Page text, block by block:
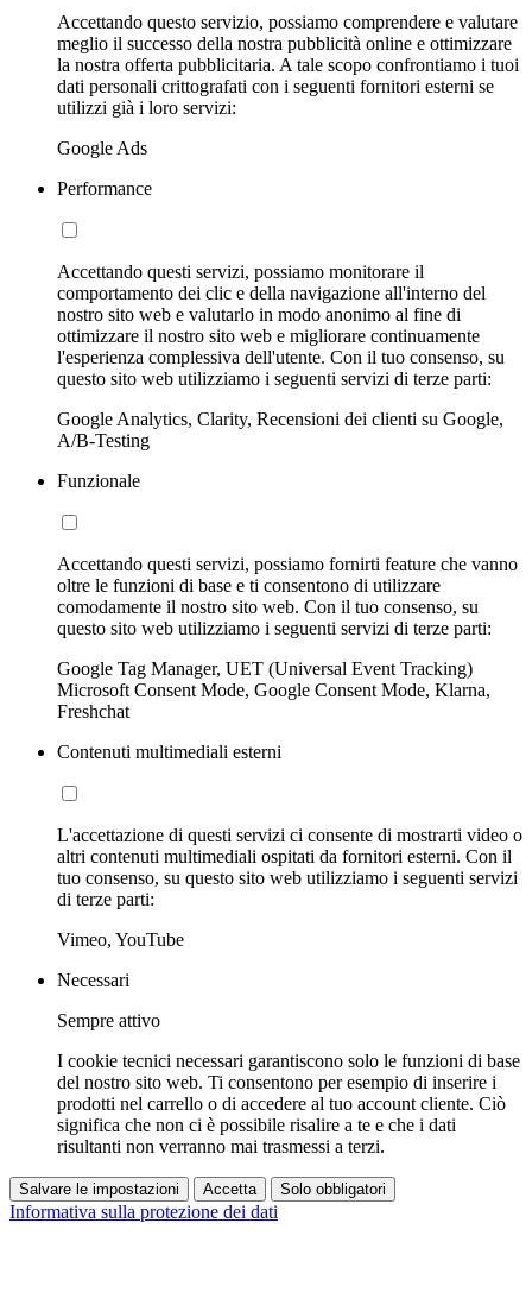
Accettando questo servizio, possiamo comprendere e valutare
meglio il successo della nostra pubblicità online e ottimizzare
la nostra offerta pubblicitaria. A tale scopo confrontiamo i tuoi
dati personali crittografati con i seguenti fornitori esterni se
utilizzi già i loro servizi:
Google Ads
Performance
Accettando questi servizi, possiamo monitorare il
comportamento dei clic e della navigazione all'interno del
nostro sito web e valutarlo in modo anonimo al fine di
ottimizzare il nostro sito web e migliorare continuamente
l'esperienza complessiva dell'utente. Con il tuo consenso, su
questo sito web utilizziamo i seguenti servizi di terze parti:
Google Analytics, Clarity, Recensioni dei clienti su Google,
A/B-Testing
Funzionale
Accettando questi servizi, possiamo fornirti feature che vanno
oltre le funzioni di base e ti consentono di utilizzare
comodamente il nostro sito web. Con il tuo consenso, su
questo sito web utilizziamo i seguenti servizi di terze parti:
Google Tag Manager, UET (Universal Event Tracking)
Microsoft Consent Mode, Google Consent Mode, Klarna,
Freshchat
Contenuti multimediali esterni
L'accettazione di questi servizi ci consente di mostrarti video o
altri contenuti multimediali ospitati da fornitori esterni. Con il
tuo consenso, su questo sito web utilizziamo i seguenti servizi
di terze parti:
Vimeo, YouTube
Necessari
Sempre attivo
I cookie tecnici necessari garantiscono solo le funzioni di base
del nostro sito web. Ti consentono per esempio di inserire i
prodotti nel carrello o di accedere al tuo account cliente. Ciò
significa che non ci è possibile risalire a te e che i dati
risultanti non verranno mai trasmessi a terzi.
Salvare le impostazioni Accetta Solo obbligatori
Informativa sulla protezione dei dati